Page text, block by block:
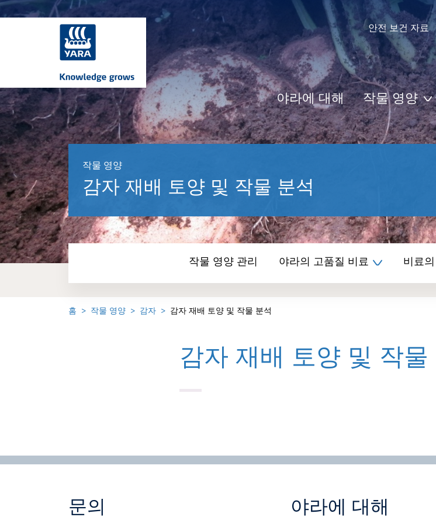
안전 보건 자료
야라에 대해 작물 영양
작물 영양
감자 재배 토양 및 작물 분석
작물 영양 관리 야라의 고품질 비료 비료
홈 작물 영양 감자 감자 재배 토양 및 작물 분석
감자 재배 토양 및 작물
문의 야라에 대해